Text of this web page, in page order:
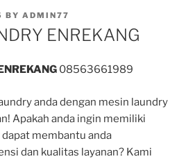
BY ADMIN77
ENREKANG
08563661989
anda dengan mesin laundry
Apakah anda ingin memiliki
membantu anda
dan kualitas layanan? Kami